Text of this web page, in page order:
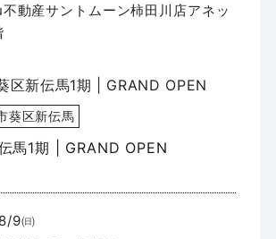
動産サントムーン柿田川店アネッ
葵区新伝馬
馬1期 | GRAND OPEN
9㈰